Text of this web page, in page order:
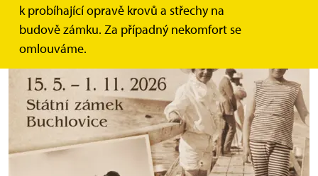
k probíhající opravě krovů a střechy na
budově zámku. Za případný nekomfort se
omlouváme.